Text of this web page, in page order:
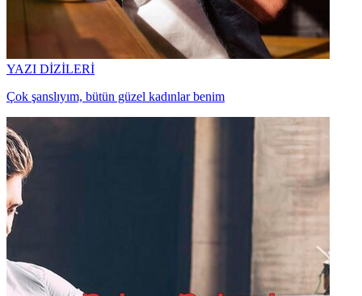
YAZI DİZİLERİ
Çok şanslıyım, bütün güzel kadınlar benim